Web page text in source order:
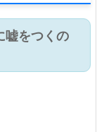
嘘をつくの